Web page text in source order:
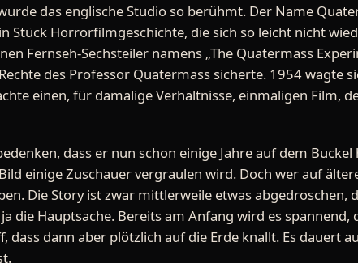
das englische Studio so berühmt. Der Name
Stück Horrorfilmgeschichte, die sich so leicht nicht
Fernseh-Sechsteiler namens „The Quatermass
des Professor Quatermass sicherte. 1954 wagte
einen, für damalige Verhältnisse, einmaligen Film,
dass er nun schon einige Jahre auf dem
einige Zuschauer vergraulen wird. Doch wer auf
Die Story ist zwar mittlerweile etwas abgedroschen,
die Hauptsache. Bereits am Anfang wird es spannend,
dass dann aber plötzlich auf die Erde knallt. Es dauert